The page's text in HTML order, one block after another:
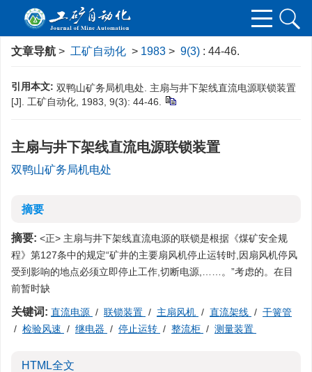
文章导航 > 工矿自动化 > 1983 > 9(3) : 44-46.
引用本文: 双鸭山矿务局机电处. 主扇与井下架线直流电源联锁装置
[J]. 工矿自动化, 1983, 9(3): 44-46.
主扇与井下架线直流电源联锁装置
双鸭山矿务局机电处
摘要
摘要: <正> 主扇与井下架线直流电源的联锁是根据《煤矿安全规
程》第127条中的规定“矿井的主要扇风机停止运转时,因扇风机停风
受到影响的地点必须立即停止工作,切断电源,……。”考虑的。在目
前暂时缺
关键词: 直流电源 / 联锁装置 / 主扇风机 / 直流架线 / 干簧管
/ 检验风速 / 继电器 / 停止运转 / 整流柜 / 测量装置
HTML全文